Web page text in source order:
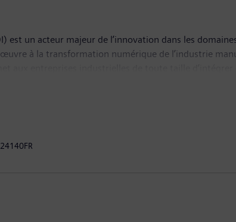
est un acteur majeur de l’innovation dans les
à la transformation numérique de l’industrie
leur productivité et leur flexibilité. DI intègre